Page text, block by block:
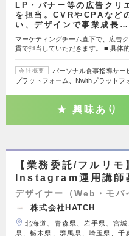
LP・バナー等の広告クリ
を担当。CVRやCPAなど
い、デザインで事業成長…
マーケティングチーム直下で、広告
貫で担当していただきます。 ■ 具体
会社概要
パーソナル食事指導サー
プラットフォーム、Nwithプラットフ
興味あり
【業務委託/フルリ
Instagram運用講師
デザイナー（Web・モバ
株式会社HATCH
北海道、青森県、岩手県、宮
県、栃木県、群馬県、埼玉県、千